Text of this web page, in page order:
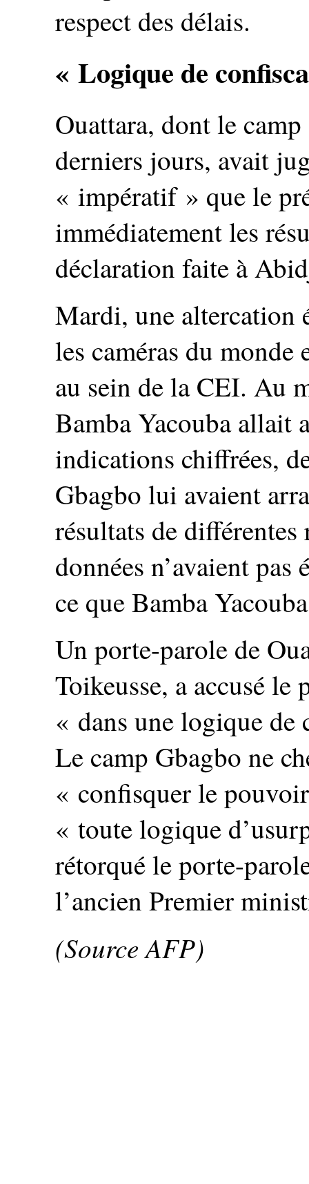
respect des délais.
« Logique de
Ouattara, dont le
derniers jours, avait
« impératif » que le
immédiatement les
déclaration faite à
Mardi, une altercation
les caméras du monde
au sein de la CEI. Au
Bamba Yacouba allait
indications chiffrées,
Gbagbo lui avaient
résultats de
données n’avaient
ce que Bamba
Un porte-parole de
Toikeusse, a accusé le
« dans une logique
Le camp Gbagbo ne
« confisquer le
« toute logique
rétorqué le porte-
l’ancien Premier
(Source AFP)